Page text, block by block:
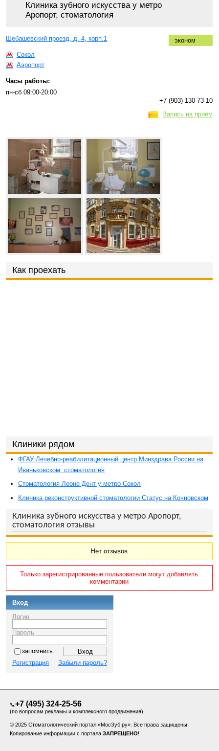
Клиника зубного искусства у метро
Аропорт, стоматология
эконом
Шебашевский проезд, д. 4, корп.1
Сокол
Аэропорт
Часы работы:
пн-сб 09:00-20:00
+7 (903) 130-73-10
Запись на приём
Как проехать
Клиники рядом
ФГАУ Лечебно-реабилитационный центр Минздрава России на
Иваньковском, стоматология
Стоматология Леоне Дент у метро Сокол
Клиника реконструктивной стоматологии Статус на Кочновском
Клиника зубного искусства у метро Аропорт,
стоматология отзывы
Нет отзывов
Только зарегистрированные пользователи могут добавлять
комментарии
Вход
Логин
Пароль
запомнить
Регистрация
Забыли пароль?
📞+7 (495) 324-25-56
(по вопросам рекламы и комплексного продвижения)
© 2025 Стоматологический портал «МосЗуб.ру». Все права защищены.
Копирование информации с портала ЗАПРЕЩЕНО!